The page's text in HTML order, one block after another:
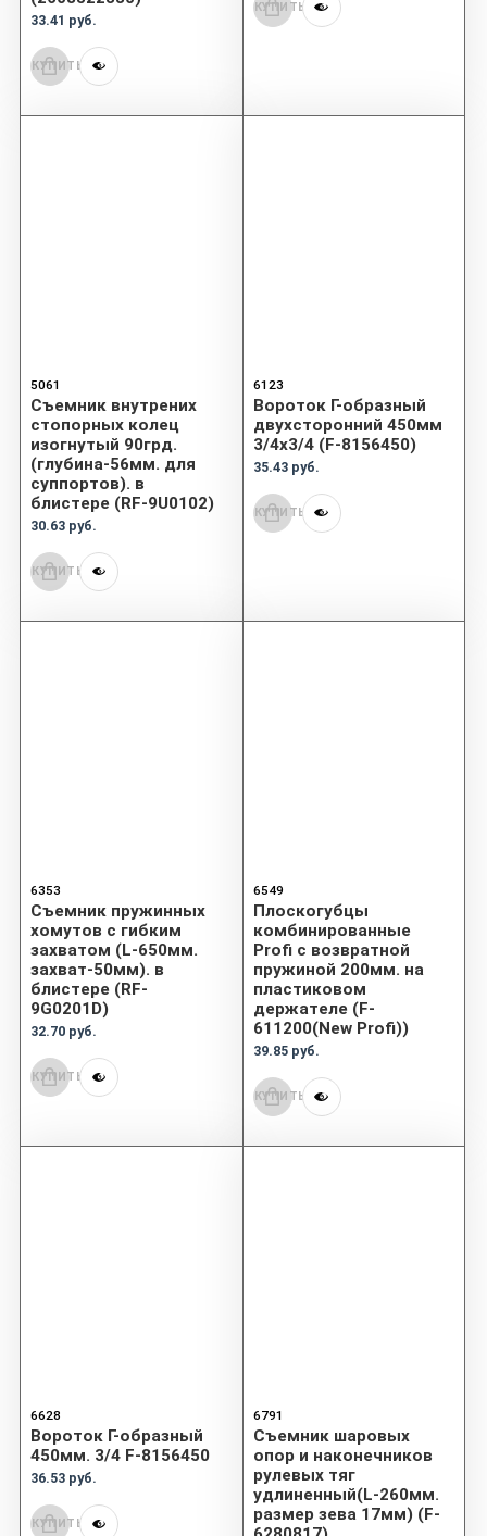
33.41 руб.
КУПИТЬ
КУПИТЬ
5061
Съемник внутрених
стопорных колец
изогнутый 90грд.
(глубина-56мм. для
суппортов). в
блистере (RF-9U0102)
30.63 руб.
КУПИТЬ
6123
Вороток Г-образный
двухсторонний 450мм
3/4х3/4 (F-8156450)
35.43 руб.
КУПИТЬ
6353
Съемник пружинных
хомутов с гибким
захватом (L-650мм.
захват-50мм). в
блистере (RF-
9G0201D)
32.70 руб.
КУПИТЬ
6549
Плоскогубцы
комбинированные
Profi с возвратной
пружиной 200мм. на
пластиковом
держателе (F-
611200(New Profi))
39.85 руб.
КУПИТЬ
6628
Вороток Г-образный
450мм. 3/4 F-8156450
36.53 руб.
КУПИТЬ
6791
Съемник шаровых
опор и наконечников
рулевых тяг
удлиненный(L-260мм.
размер зева 17мм) (F-